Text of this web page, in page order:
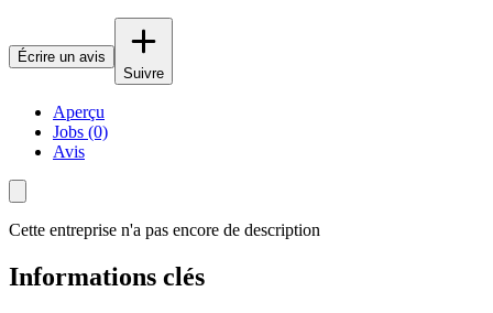
Écrire un avis
Suivre
Aperçu
Jobs (0)
Avis
Cette entreprise n'a pas encore de description
Informations clés